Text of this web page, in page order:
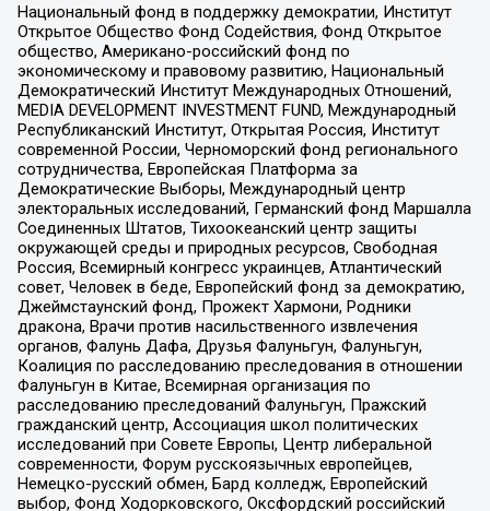
Национальный фонд в поддержку демократии, Институт
Открытое Общество Фонд Содействия, Фонд Открытое
общество, Американо-российский фонд по
экономическому и правовому развитию, Национальный
Демократический Институт Международных Отношений,
MEDIA DEVELOPMENT INVESTMENT FUND, Международный
Республиканский Институт, Открытая Россия, Институт
современной России, Черноморский фонд регионального
сотрудничества, Европейская Платформа за
Демократические Выборы, Международный центр
электоральных исследований, Германский фонд Маршалла
Соединенных Штатов, Тихоокеанский центр защиты
окружающей среды и природных ресурсов, Свободная
Россия, Всемирный конгресс украинцев, Атлантический
совет, Человек в беде, Европейский фонд за демократию,
Джеймстаунский фонд, Прожект Хармони, Родники
дракона, Врачи против насильственного извлечения
органов, Фалунь Дафа, Друзья Фалуньгун, Фалуньгун,
Коалиция по расследованию преследования в отношении
Фалуньгун в Китае, Всемирная организация по
расследованию преследований Фалуньгун, Пражский
гражданский центр, Ассоциация школ политических
исследований при Совете Европы, Центр либеральной
современности, Форум русскоязычных европейцев,
Немецко-русский обмен, Бард колледж, Европейский
выбор, Фонд Ходорковского, Оксфордский российский